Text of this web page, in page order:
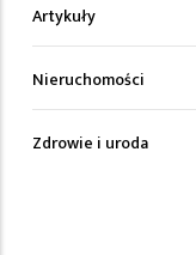
Artykuły
Nieruchomości
Zdrowie i uroda